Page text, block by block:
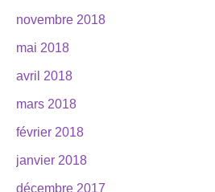
novembre 2018
mai 2018
avril 2018
mars 2018
février 2018
janvier 2018
décembre 2017